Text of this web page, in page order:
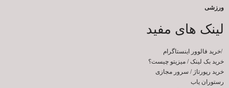
ورزشی
لینک های مفید
/خرید فالوور اینستاگرام
خرید بک لینک/ میزیتو چیست؟
خرید رپورتاژ / سرور مجازی
رستوران یاب